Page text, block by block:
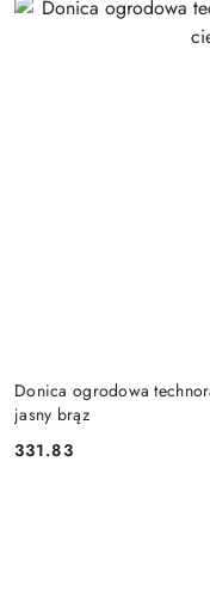
Donica ogrodowa
jasny brąz
Cena:
331.83